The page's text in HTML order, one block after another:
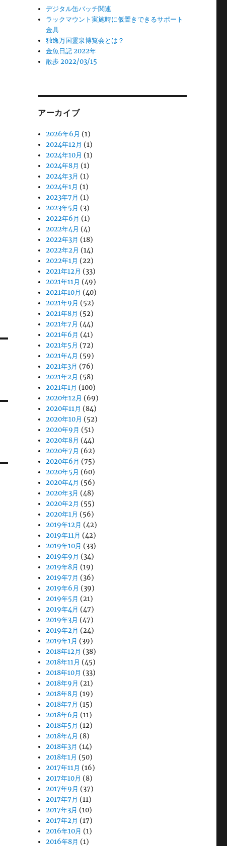
デジタル缶バッチ関連
ラックマウント実施時に仮置きできるサポート
金具
独逸万国霊泉博覧会とは？
金魚日記 2022年
散歩 2022/03/15
アーカイブ
2026年6月 (1)
2024年12月 (1)
2024年10月 (1)
2024年8月 (1)
2024年3月 (1)
2024年1月 (1)
2023年7月 (1)
2023年5月 (3)
2022年6月 (1)
2022年4月 (4)
2022年3月 (18)
2022年2月 (14)
2022年1月 (22)
2021年12月 (33)
2021年11月 (49)
2021年10月 (40)
2021年9月 (52)
2021年8月 (52)
2021年7月 (44)
2021年6月 (41)
2021年5月 (72)
2021年4月 (59)
2021年3月 (76)
2021年2月 (58)
2021年1月 (100)
2020年12月 (69)
2020年11月 (84)
2020年10月 (52)
2020年9月 (51)
2020年8月 (44)
2020年7月 (62)
2020年6月 (75)
2020年5月 (60)
2020年4月 (56)
2020年3月 (48)
2020年2月 (55)
2020年1月 (56)
2019年12月 (42)
2019年11月 (42)
2019年10月 (33)
2019年9月 (34)
2019年8月 (19)
2019年7月 (36)
2019年6月 (39)
2019年5月 (21)
2019年4月 (47)
2019年3月 (47)
2019年2月 (24)
2019年1月 (39)
2018年12月 (38)
2018年11月 (45)
2018年10月 (33)
2018年9月 (21)
2018年8月 (19)
2018年7月 (15)
2018年6月 (11)
2018年5月 (12)
2018年4月 (8)
2018年3月 (14)
2018年1月 (50)
2017年11月 (16)
2017年10月 (8)
2017年9月 (37)
2017年7月 (11)
2017年3月 (10)
2017年2月 (17)
2016年10月 (1)
2016年8月 (1)